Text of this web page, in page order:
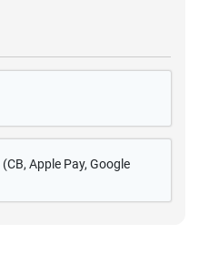
(CB, Apple Pay, Google